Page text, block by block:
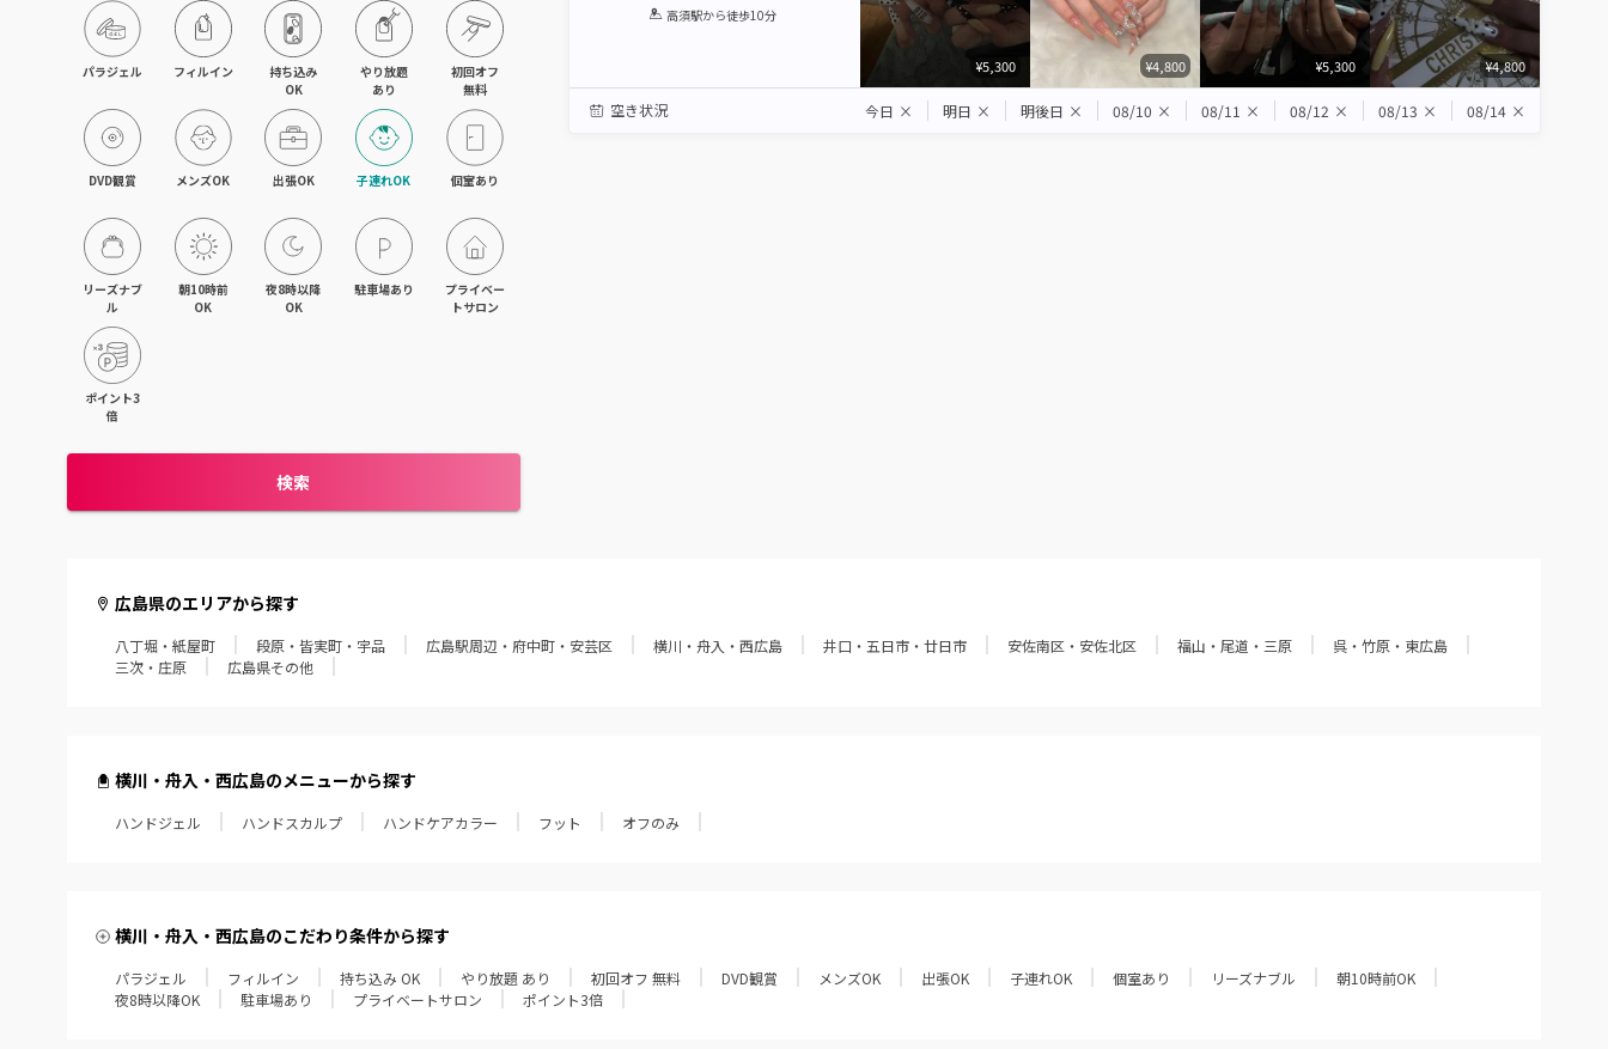
パラジェル フィルイン
持ち込み
OK
やり放題
あり
初回オフ
無料
DVD観賞 メンズOK 出張OK 子連れOK 個室あり
リーズナブ
ル
朝10時前
OK
夜8時以降
OK
駐車場あり
プライベー
トサロン
ポイント3
倍
検索
1 2 3 4 5
高須駅から徒歩10分
¥5,300 ¥4,800 ¥5,300 ¥4,800
空き状況 今日 × 明日 × 明後日 × 08/10 × 08/11 × 08/12 × 08/13 × 08/14 ×
広島県のエリアから探す
八丁堀・紙屋町 段原・皆実町・宇品 広島駅周辺・府中町・安芸区 横川・舟入・西広島 井口・五日市・廿日市 安佐南区・安佐北区 福山・尾道・三原
呉・竹原・東広島
三次・庄原
広島県その他
横川・舟入・西広島のメニューから探す
ハンドジェル ハンドスカルプ ハンドケアカラー フット オフのみ
横川・舟入・西広島のこだわり条件から探す
パラジェル フィルイン 持ち込み OK やり放題 あり 初回オフ 無料 DVD観賞 メンズOK 出張OK 子連れOK 個室あり リーズナブル
朝10時前OK
夜8時以降OK
駐車場あり プライベートサロン ポイント3倍